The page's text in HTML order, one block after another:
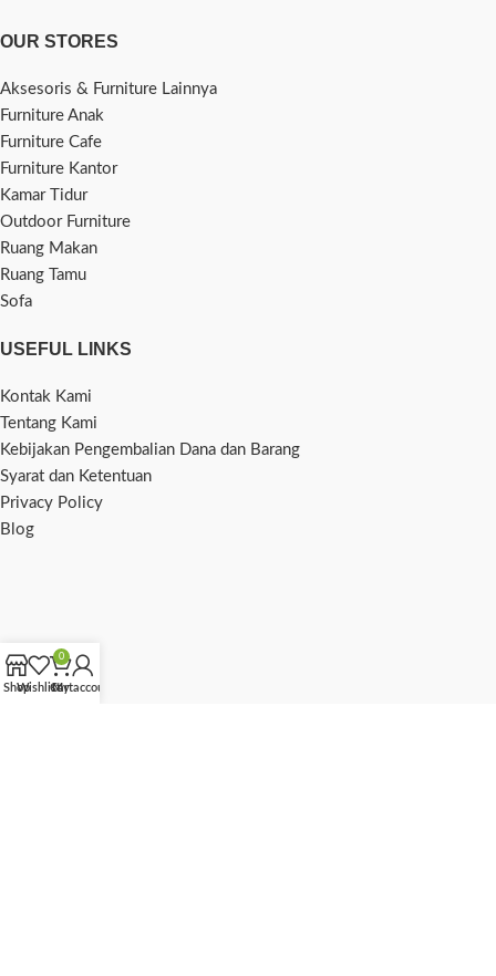
OUR STORES
Aksesoris & Furniture Lainnya
Furniture Anak
Furniture Cafe
Furniture Kantor
Kamar Tidur
Outdoor Furniture
Ruang Makan
Ruang Tamu
Sofa
USEFUL LINKS
Kontak Kami
Tentang Kami
Kebijakan Pengembalian Dana dan Barang
Syarat dan Ketentuan
Privacy Policy
Blog
ShopWishlist
0
Cart
My account